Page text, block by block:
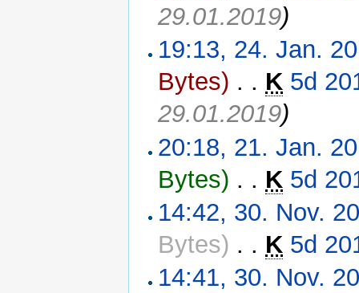
29.01.2019)
19:13, 24. Jan.
Bytes) . . K 5d
29.01.2019)
20:18, 21. Jan.
Bytes) . . K 5d
14:42, 30. Nov.
Bytes) . . K 5d
14:41, 30. Nov.